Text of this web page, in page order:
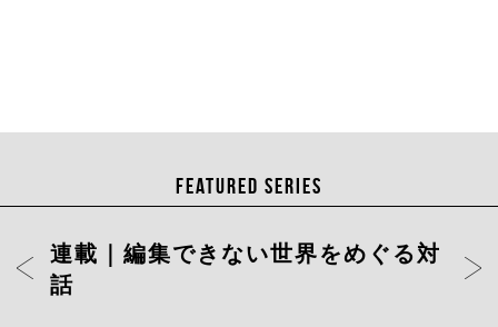
FEATURED SERIES
連載｜編集できない世界をめぐる対
話